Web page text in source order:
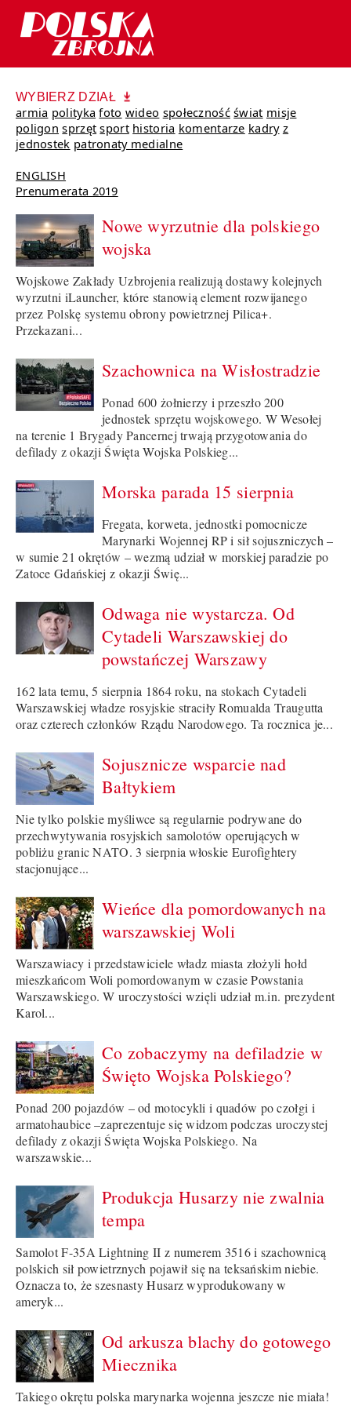
WYBIERZ DZIAŁ
armia polityka foto wideo społeczność świat misje
poligon sprzęt sport historia komentarze kadry z
jednostek patronaty medialne
ENGLISH
Prenumerata 2019
Nowe wyrzutnie dla polskiego
wojska
Wojskowe Zakłady Uzbrojenia realizują dostawy kolejnych
wyrzutni iLauncher, które stanowią element rozwijanego
przez Polskę systemu obrony powietrznej Pilica+.
Przekazani...
Szachownica na Wisłostradzie
Ponad 600 żołnierzy i przeszło 200
jednostek sprzętu wojskowego. W Wesołej
na terenie 1 Brygady Pancernej trwają przygotowania do
defilady z okazji Święta Wojska Polskieg...
Morska parada 15 sierpnia
Fregata, korweta, jednostki pomocnicze
Marynarki Wojennej RP i sił sojuszniczych –
w sumie 21 okrętów – wezmą udział w morskiej paradzie po
Zatoce Gdańskiej z okazji Świę...
Odwaga nie wystarcza. Od
Cytadeli Warszawskiej do
powstańczej Warszawy
162 lata temu, 5 sierpnia 1864 roku, na stokach Cytadeli
Warszawskiej władze rosyjskie straciły Romualda Traugutta
oraz czterech członków Rządu Narodowego. Ta rocznica je...
Sojusznicze wsparcie nad
Bałtykiem
Nie tylko polskie myśliwce są regularnie podrywane do
przechwytywania rosyjskich samolotów operujących w
pobliżu granic NATO. 3 sierpnia włoskie Eurofightery
stacjonujące...
Wieńce dla pomordowanych na
warszawskiej Woli
Warszawiacy i przedstawiciele władz miasta złożyli hołd
mieszkańcom Woli pomordowanym w czasie Powstania
Warszawskiego. W uroczystości wzięli udział m.in. prezydent
Karol...
Co zobaczymy na defiladzie w
Święto Wojska Polskiego?
Ponad 200 pojazdów – od motocykli i quadów po czołgi i
armatohaubice –zaprezentuje się widzom podczas uroczystej
defilady z okazji Święta Wojska Polskiego. Na
warszawskie...
Produkcja Husarzy nie zwalnia
tempa
Samolot F-35A Lightning II z numerem 3516 i szachownicą
polskich sił powietrznych pojawił się na teksańskim niebie.
Oznacza to, że szesnasty Husarz wyprodukowany w
ameryk...
Od arkusza blachy do gotowego
Miecznika
Takiego okrętu polska marynarka wojenna jeszcze nie miała!